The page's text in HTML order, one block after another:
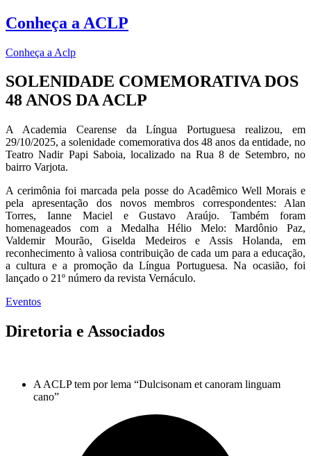
Conheça a ACLP
Conheça a Aclp
SOLENIDADE COMEMORATIVA DOS
48 ANOS DA ACLP
A Academia Cearense da Língua Portuguesa realizou, em
29/10/2025, a solenidade comemorativa dos 48 anos da entidade, no
Teatro Nadir Papi Saboia, localizado na Rua 8 de Setembro, no
bairro Varjota.
A cerimônia foi marcada pela posse do Acadêmico Well Morais e
pela apresentação dos novos membros correspondentes: Alan
Torres, Ianne Maciel e Gustavo Araújo. Também foram
homenageados com a Medalha Hélio Melo: Mardônio Paz,
Valdemir Mourão, Giselda Medeiros e Assis Holanda, em
reconhecimento à valiosa contribuição de cada um para a educação,
a cultura e a promoção da Língua Portuguesa. Na ocasião, foi
lançado o 21º número da revista Vernáculo.
Eventos
Diretoria e Associados
A ACLP tem por lema “Dulcisonam et canoram linguam
cano”